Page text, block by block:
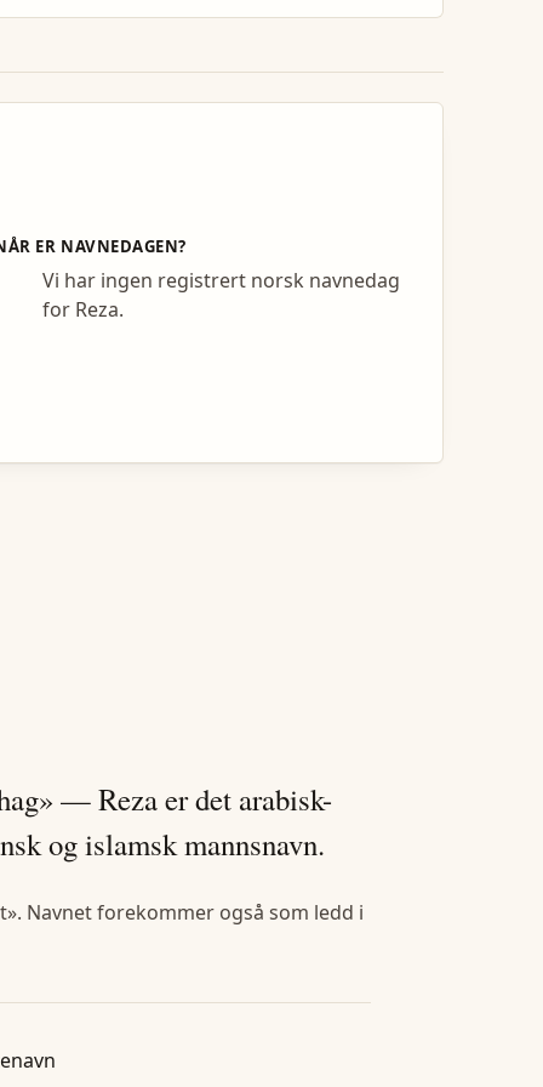
ER NAVNEDAGEN?
Vi har ingen registrert norsk navnedag
for Reza.
— Reza er det arabisk-
og islamsk mannsnavn.
Navnet forekommer også som ledd i